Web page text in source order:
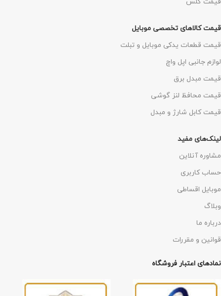
قیمت کالاهای تخصصی موبایل
قیمت قطعات یدکی موبایل و تبلت
لوازم جانبی اپل واچ
قیمت مبدل برق
قیمت محافظ لنز گوشی
قیمت کابل شارژ و مبدل
لینک‌های مفید
مشاوره آنلاین
حساب کاربری
موبایل اقساطی
وبلاگ
درباره ما
قوانین و مقررات
نمادهای اعتبار فروشگاه